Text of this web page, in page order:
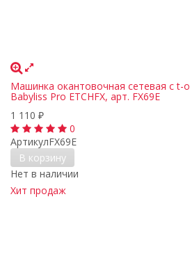
Машинка окантовочная сетевая с
Babyliss Pro ETCHFX, арт. FX69E
1 110 ₽
0
АртикулFX69E
В корзину
Нет в наличии
Хит продаж